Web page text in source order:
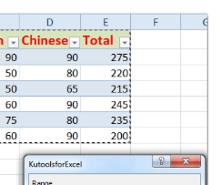
= ".xlsm"
=
= ".xlsx"
xlOpenXMLWorkbook